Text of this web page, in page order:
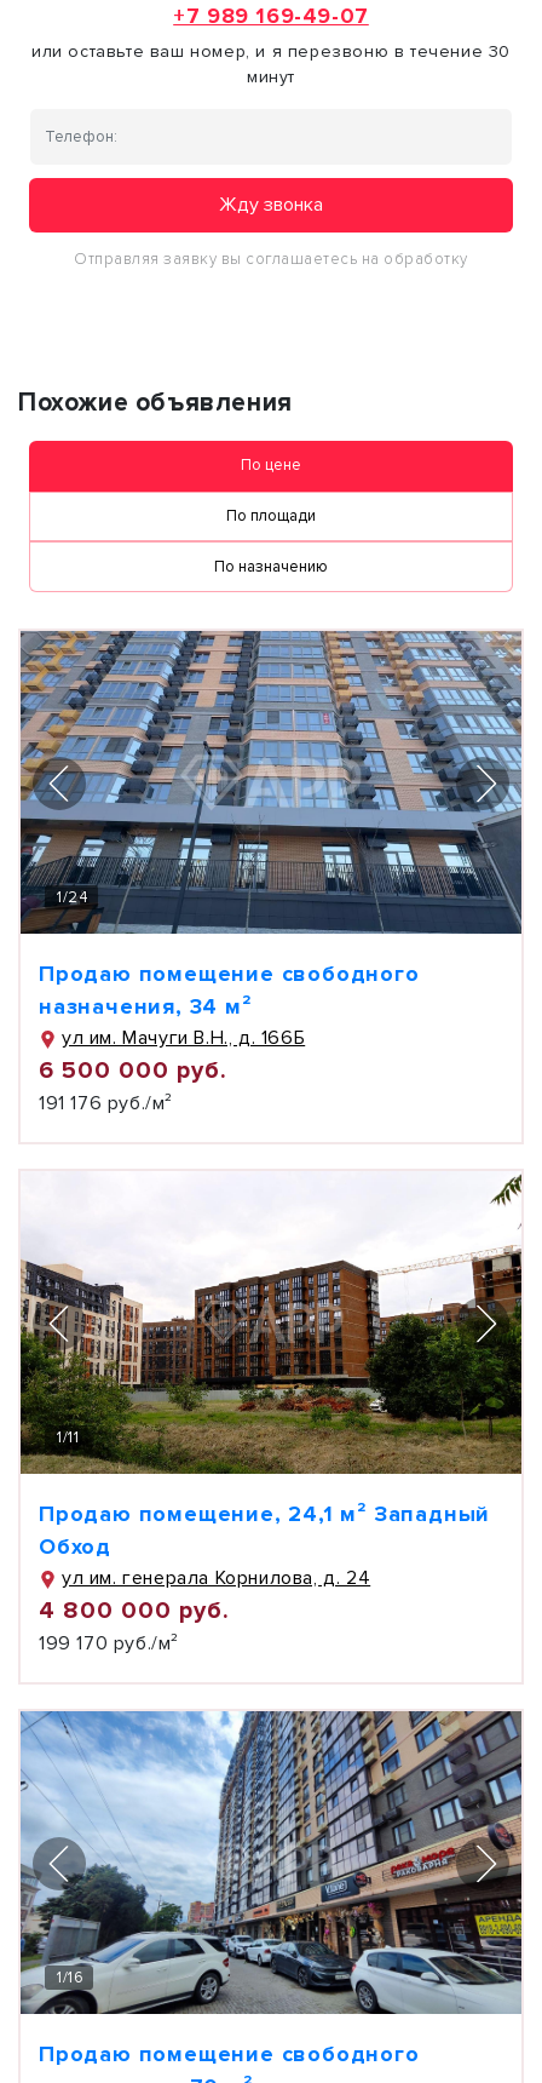
+7 989 169-49-07
или оставьте ваш номер, и я перезвоню в течение 30
минут
Жду звонка
Отправляя заявку вы соглашаетесь на обработку
Похожие объявления
По цене
По площади
По назначению
1/24
Продаю помещение свободного
назначения, 34 м²
ул им. Мачуги В.Н., д. 166Б
6 500 000 руб.
191 176 руб./м²
1/11
Продаю помещение, 24,1 м² Западный
Обход
ул им. генерала Корнилова, д. 24
4 800 000 руб.
199 170 руб./м²
1/16
Продаю помещение свободного